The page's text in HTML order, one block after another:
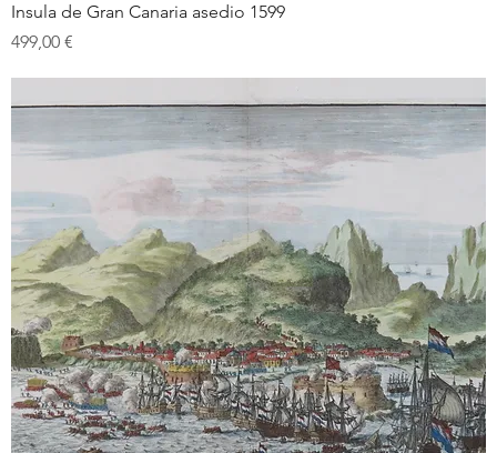
Insula de Gran Canaria asedio 1599
Prix
499,00 €